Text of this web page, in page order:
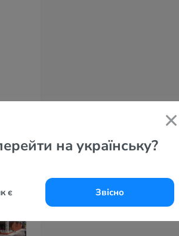
на українську?
є Звісно